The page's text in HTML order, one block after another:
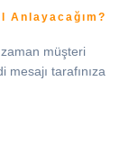
Anlayacağım?
müşteri
tarafınıza